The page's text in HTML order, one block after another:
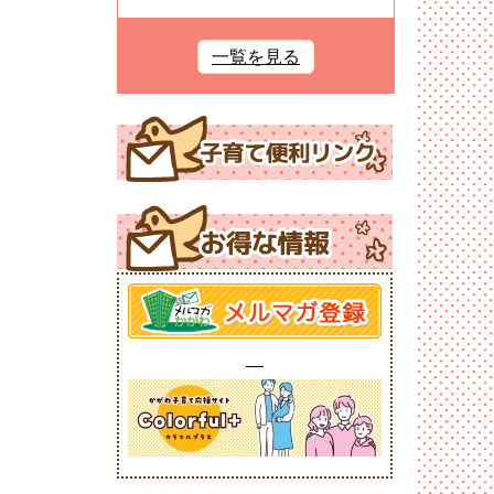
一覧を見る